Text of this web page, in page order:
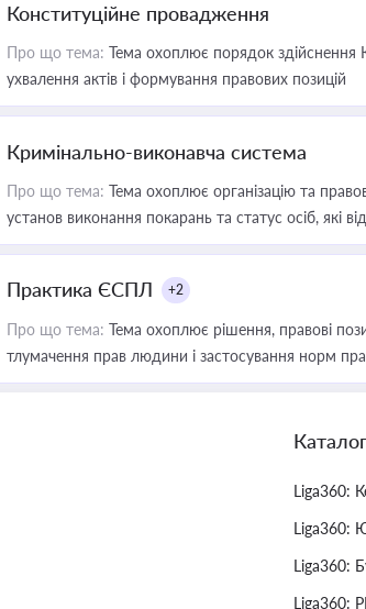
Конституційне провадження
Про що тема: Тема охоплює порядок здійснення
ухвалення актів і формування правових позицій
Кримінально-виконавча система
Про що тема: Тема охоплює організацію та
установ виконання покарань та статус осіб, які
Практика ЄСПЛ +2
Про що тема: Тема охоплює рішення, правові
тлумачення прав людини і застосування норм
Liga360:
Liga360:
Liga360:
Liga360: